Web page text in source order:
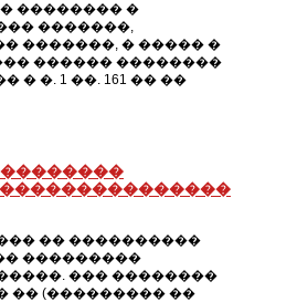
�������� �
�������,
�������, � ����� �
������ ��������
�. 1 ��. 161 �� ��
�� ����������
���������
��� ��������
�� (��������� ��